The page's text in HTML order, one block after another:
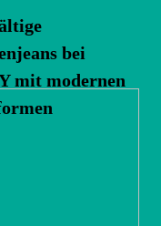
bei
mit modernen